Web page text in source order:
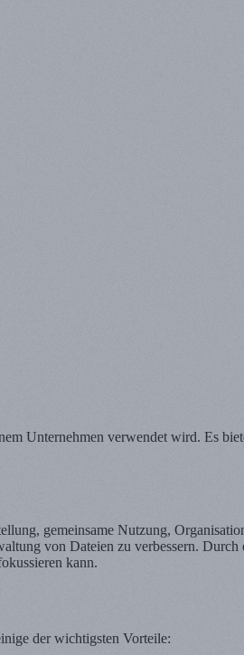
Unternehmen verwendet wird. Es
gemeinsame Nutzung,
von Dateien zu verbessern.
kann.
der wichtigsten Vorteile: